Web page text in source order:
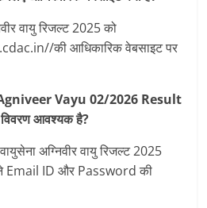
वायु रिजल्ट 2025 को
की आधिकारिक वेबसाइट पर
Vayu 02/2026 Result
आवश्यक है?
अग्निवीर वायु रिजल्ट 2025
Email ID और Password की